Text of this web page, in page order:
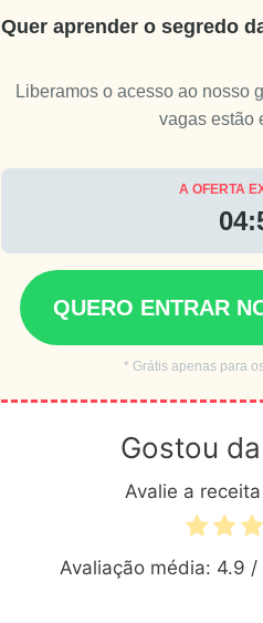
Quer aprender o segredo
Liberamos o acesso ao nosso
vagas estão
A OFERTA
QUERO ENTRAR
* Grátis apenas para
Gostou
Avalie a
Avaliação média: 4.9 /